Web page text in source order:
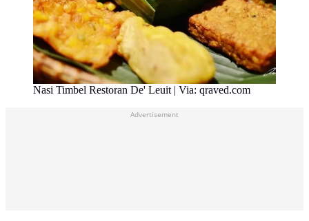
Nasi Timbel Restoran De' Leuit | Via: qraved.com